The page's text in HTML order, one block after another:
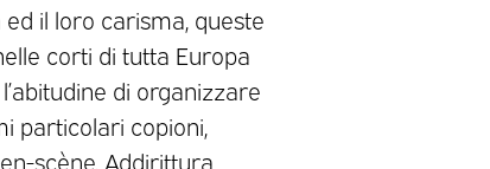
il loro carisma, queste
corti di tutta Europa
di organizzare
particolari copioni,
scène. Addirittura